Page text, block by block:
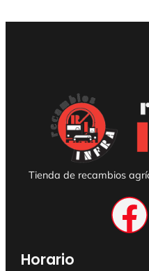
Tienda de recambios
Horario